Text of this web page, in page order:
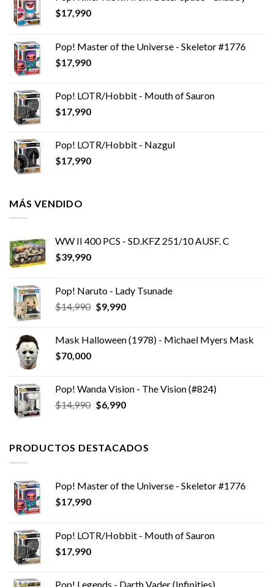
$17,990
Pop! Master of the Universe - Skeletor #1776
$17,990
Pop! LOTR/Hobbit - Mouth of Sauron
$17,990
Pop! LOTR/Hobbit - Nazgul
$17,990
MÁS VENDIDO
WW II 400 PCS - SD.KFZ 251/10 AUSF. C
$39,990
Pop! Naruto - Lady Tsunade
$14,990 El
era:
$9,990El
es:
Mask Halloween (1978) - Michael Myers Mask
$70,000
Pop! Wanda Vision - The Vision (#824)
$14,990 El
era:
$6,990El
es:
PRODUCTOS DESTACADOS
Pop! Master of the Universe - Skeletor #1776
$17,990
Pop! LOTR/Hobbit - Mouth of Sauron
$17,990
Pop! Legends - Darth Vader (Infinities)